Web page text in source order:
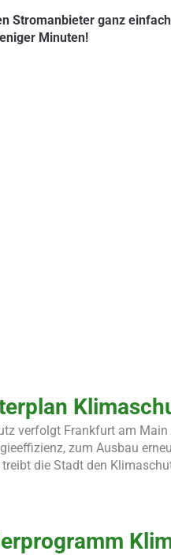
Stromanbieter ganz
Minuten!
verfolgt Frankfurt am Main
zum Ausbau
die Stadt den